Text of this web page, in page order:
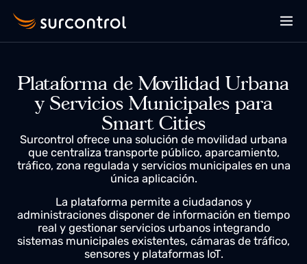
Plataforma de Movilidad Urbana
y Servicios Municipales para
Smart Cities
Surcontrol ofrece una solución de movilidad urbana
que centraliza transporte público, aparcamiento,
tráfico, zona regulada y servicios municipales en
La plataforma permite a ciudadanos y
administraciones disponer de información en
real y gestionar servicios urbanos integrando
sistemas municipales existentes, cámaras de